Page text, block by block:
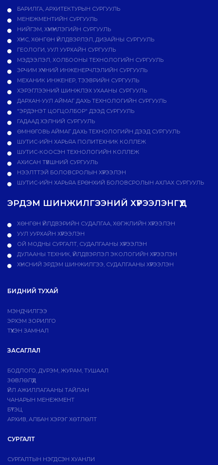
БАРИЛГА, АРХИТЕКТУРЫН СУРГУУЛЬ
МЕНЕЖМЕНТИЙН СУРГУУЛЬ
НИЙГЭМ, ХҮМҮҮНЛЭГИЙН СУРГУУЛЬ
ХҮНС, ХӨНГӨН ҮЙЛДВЭРЛЭЛ, ДИЗАЙНЫ СУРГУУЛЬ
ГЕОЛОГИ, УУЛ УУРХАЙН СУРГУУЛЬ
МЭДЭЭЛЭЛ, ХОЛБООНЫ ТЕХНОЛОГИЙН СУРГУУЛЬ
ЭРЧИМ ХҮЧНИЙ ИНЖЕНЕРЧЛЭЛИЙН СУРГУУЛЬ
МЕХАНИК ИНЖЕНЕР, ТЭЭВРИЙН СУРГУУЛЬ
ХЭРЭГЛЭЭНИЙ ШИНЖЛЭХ УХААНЫ СУРГУУЛЬ
ДАРХАН-УУЛ АЙМАГ ДАХЬ ТЕХНОЛОГИЙН СУРГУУЛЬ
"ЭРДЭНЭТ ЦОГЦОЛБОР" ДЭЭД СУРГУУЛЬ
ГАДААД ХЭЛНИЙ СУРГУУЛЬ
ӨМНӨГОВЬ АЙМАГ ДАХЬ ТЕХНОЛОГИЙН ДЭЭД СУРГУУЛЬ
ШУТИС-ИЙН ХАРЬЯА ПОЛИТЕХНИК КОЛЛЕЖ
ШУТИС-КООСЭН ТЕХНОЛОГИЙН КОЛЛЕЖ
АХИСАН ТҮВШНИЙ СУРГУУЛЬ
НЭЭЛТТЭЙ БОЛОВСРОЛЫН ХҮРЭЭЛЭН
ШУТИС-ИЙН ХАРЬЯА ЕРӨНХИЙ БОЛОВСРОЛЫН АХЛАХ СУРГУУЛЬ
ЭРДЭМ ШИНЖИЛГЭЭНИЙ ХҮРЭЭЛЭНГҮҮД
ХӨНГӨН ҮЙЛДВЭРИЙН СУДАЛГАА, ХӨГЖЛИЙН ХҮРЭЭЛЭН
УУЛ УУРХАЙН ХҮРЭЭЛЭН
ОЙ МОДНЫ СУРГАЛТ, СУДАЛГААНЫ ХҮРЭЭЛЭН
ДУЛААНЫ ТЕХНИК, ҮЙЛДВЭРЛЭЛ ЭКОЛОГИЙН ХҮРЭЭЛЭН
ХҮНСНИЙ ЭРДЭМ ШИНЖИЛГЭЭ, СУДАЛГААНЫ ХҮРЭЭЛЭН
БИДНИЙ ТУХАЙ
МЭНДЧИЛГЭЭ
ЭРХЭМ ЗОРИЛГО
ТҮҮХЭН ЗАМНАЛ
ЗАСАГЛАЛ
БОДЛОГО, ДVРЭМ, ЖУРАМ, ТУШААЛ
ЗӨВЛӨЛҮҮД
ҮЙЛ АЖИЛЛАГААНЫ ТАЙЛАН
ЧАНАРЫН МЕНЕЖМЕНТ
БҮТЭЦ
АРХИВ, АЛБАН ХЭРЭГ ХӨТЛӨЛТ
СУРГАЛТ
СУРГАЛТЫН НЭГДСЭН ХУАНЛИ